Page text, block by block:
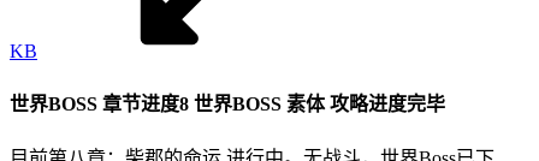
KB
世界BOSS 章节进度8 世界BOSS 素体 攻略进度完毕